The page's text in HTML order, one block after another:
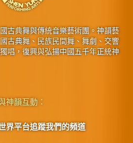
古典舞與傳統音樂藝術團。神韻藝
古典舞、民族民間舞、舞劇、交響
唱，復興與弘揚中國五千年正統神
神韻互動：
界平台追蹤我們的頻道